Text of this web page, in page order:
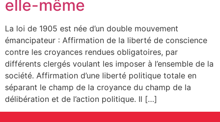
elle-même
La loi de 1905 est née d’un double mouvement
émancipateur : Affirmation de la liberté de conscience
contre les croyances rendues obligatoires, par
différents clergés voulant les imposer à l’ensemble de la
société. Affirmation d’une liberté politique totale en
séparant le champ de la croyance du champ de la
délibération et de l’action politique. Il […]